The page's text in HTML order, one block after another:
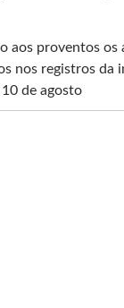
aos proventos os
nos registros da
de agosto